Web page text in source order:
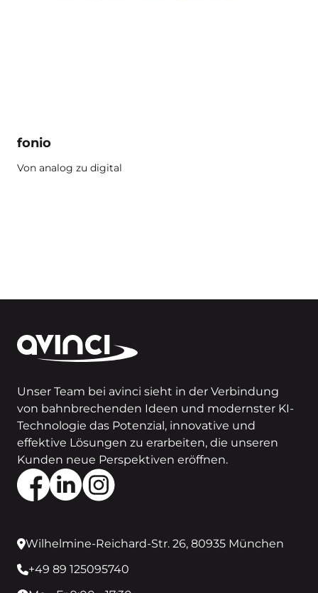
fonio
Von analog zu digital
Unser Team bei avinci sieht in der Verbindung
von bahnbrechenden Ideen und modernster KI-
Technologie das Potenzial, innovative und
effektive Lösungen zu erarbeiten, die unseren
Kunden neue Perspektiven eröffnen.
Wilhelmine-Reichard-Str. 26, 80935 München
+49 89 125095740